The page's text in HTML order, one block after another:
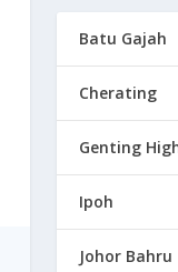
Batu Gajah
Cherating
Genting
Ipoh
Johor Bahru